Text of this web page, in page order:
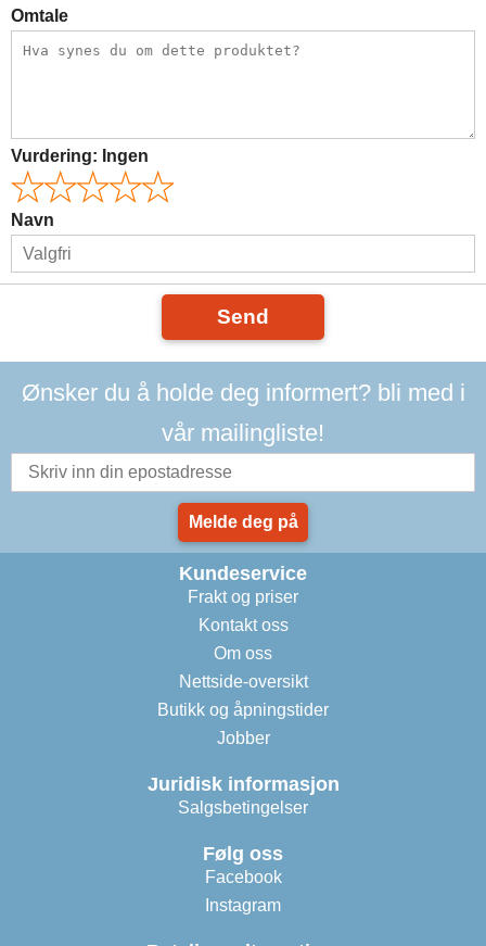
Omtale
Vurdering: Ingen
Navn
Send
Ønsker du å holde deg informert? bli med i
vår mailingliste!
Melde deg på
Kundeservice
Frakt og priser
Kontakt oss
Om oss
Nettside-oversikt
Butikk og åpningstider
Jobber
Juridisk informasjon
Salgsbetingelser
Følg oss
Facebook
Instagram